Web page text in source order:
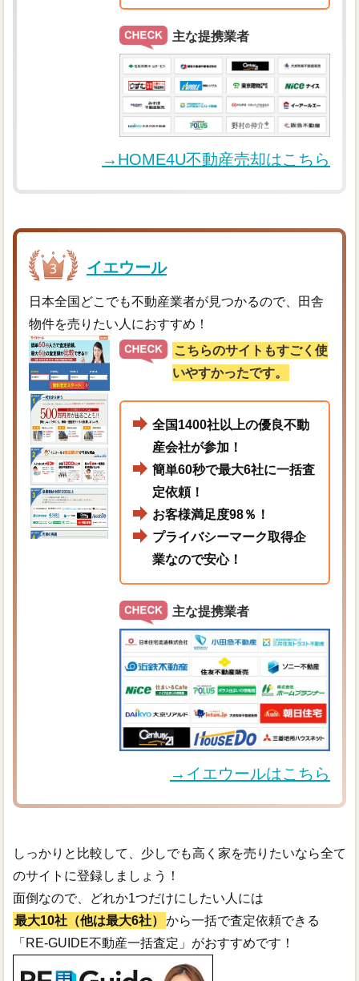
主な提携業者
→HOME4U不動産売却はこちら
イエウール
日本全国どこでも不動産業者が見つかるので、田舎
物件を売りたい人におすすめ！
こちらのサイトもすごく使
いやすかったです。
全国1400社以上の優良不動
産会社が参加！
簡単60秒で最大6社に一括査
定依頼！
お客様満足度98％！
プライバシーマーク取得企
業なので安心！
主な提携業者
→イエウールはこちら
しっかりと比較して、少しでも高く家を売りたいなら全て
のサイトに登録しましょう！
面倒なので、どれか1つだけにしたい人には
最大10社（他は最大6社）
から一括で査定依頼できる
「RE-GUIDE不動産一括査定」がおすすめです！